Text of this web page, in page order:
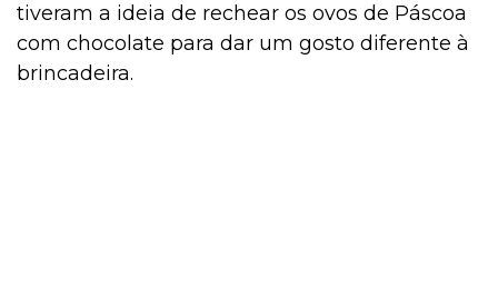
tiveram a ideia de rechear os ovos de Páscoa
com chocolate para dar um gosto diferente à
brincadeira.